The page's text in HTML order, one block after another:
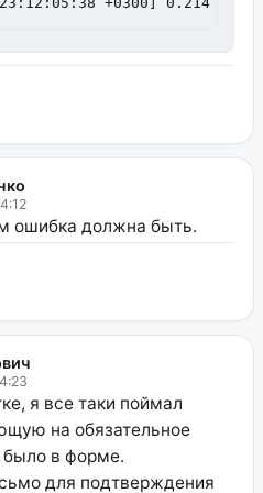
ошибка должна быть.
я все таки поймал
на обязательное
было в форме.
для подтверждения